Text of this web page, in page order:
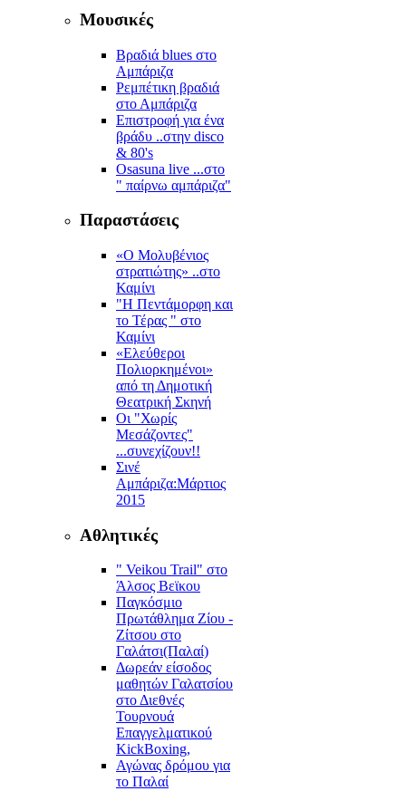
Μουσικές
Βραδιά blues στο
Αμπάριζα
Ρεμπέτικη βραδιά
στο Αμπάριζα
Επιστροφή για ένα
βράδυ ..στην disco
& 80's
Osasuna live ...στο
" παίρνω αμπάριζα"
Παραστάσεις
«Ο Μολυβένιος
στρατιώτης» ..στο
Καμίνι
"Η Πεντάμορφη και
το Τέρας " στο
Καμίνι
«Ελεύθεροι
Πολιορκημένοι»
από τη Δημοτική
Θεατρική Σκηνή
Οι "Χωρίς
Μεσάζοντες"
...συνεχίζουν!!
Σινέ
Αμπάριζα:Mάρτιος
2015
Αθλητικές
" Veikou Trail" στο
Άλσος Βεϊκου
Παγκόσμιο
Πρωτάθλημα Ζίου -
Ζίτσου στο
Γαλάτσι(Παλαί)
Δωρεάν είσοδος
μαθητών Γαλατσίου
στο Διεθνές
Τουρνουά
Επαγγελματικού
KickBoxing,
Αγώνας δρόμου για
το Παλαί